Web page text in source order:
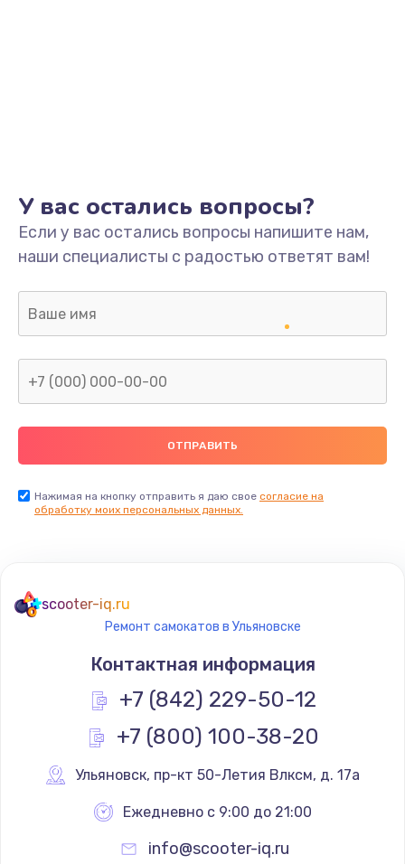
У вас остались вопросы?
Если у вас остались вопросы напишите нам,
наши специалисты с радостью ответят вам!
Нажимая на кнопку отправить я даю свое согласие на
обработку моих персональных данных.
scooter-iq.ru
Ремонт самокатов в Ульяновске
Контактная информация
+7 (842) 229-50-12
+7 (800) 100-38-20
Ульяновск, пр-кт 50-Летия Влксм, д. 17а
Ежедневно с 9:00 до 21:00
info@scooter-iq.ru